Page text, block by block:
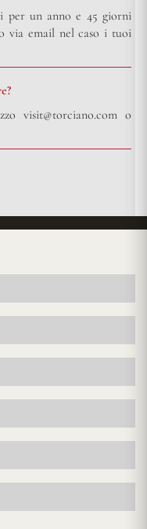
per un anno e 45 giorni
via email nel caso i tuoi
visit@torciano.com o